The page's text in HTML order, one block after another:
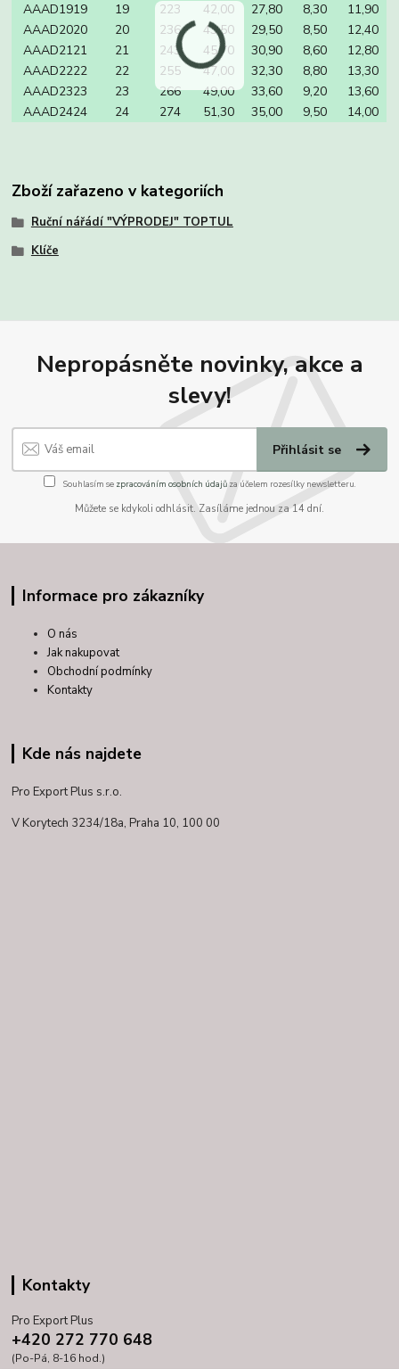
AAAD1919
19 223 42,00 27,80 8,30
11,90
AAAD2020
20 236 43,50 29,50 8,50
12,40
AAAD2121
21 243 45,70 30,90 8,60
12,80
AAAD2222
22 255 47,00 32,30 8,80
13,30
AAAD2323
23 266 49,00 33,60 9,20
13,60
AAAD2424
24 274 51,30 35,00 9,50 14,00
Zboží zařazeno v kategoriích
Ruční nářádí "VÝPRODEJ" TOPTUL
Klíče
Nepropásněte novinky, akce a
slevy!
Přihlásit se
Souhlasím se zpracováním osobních údajůza účelem rozesílky newsletteru.
Můžete se kdykoli odhlásit. Zasíláme jednou za 14 dní.
Informace pro zákazníky
O nás
Jak nakupovat
Obchodní podmínky
Kontakty
Kde nás najdete
Pro Export Plus s.r.o.
V Korytech 3234/18a, Praha 10, 100 00
Kontakty
Pro Export Plus
+420 272 770 648
(Po-Pá, 8-16 hod.)